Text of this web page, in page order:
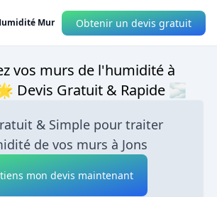
Mur Obtenir un devis gratuit
vos murs de l'humidité à
Devis Gratuit & Rapide 🌫
& Simple pour traiter
de vos murs à Jons
mon devis maintenant